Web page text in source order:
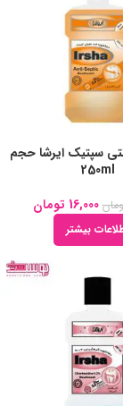
سپتیک ایرشا حجم
250ml
16,000 تومان
بیشتر